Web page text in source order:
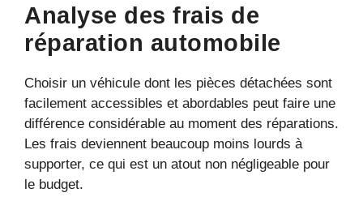
Analyse des frais de
réparation automobile
Choisir un véhicule dont les pièces détachées sont
facilement accessibles et abordables peut faire une
différence considérable au moment des réparations.
Les frais deviennent beaucoup moins lourds à
supporter, ce qui est un atout non négligeable pour
le budget.